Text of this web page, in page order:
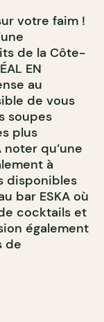
votre faim !
de la Côte-
EN
au
de vous
soupes
plus
qu’une
à
disponibles
bar ESKA où
cocktails et
également
de